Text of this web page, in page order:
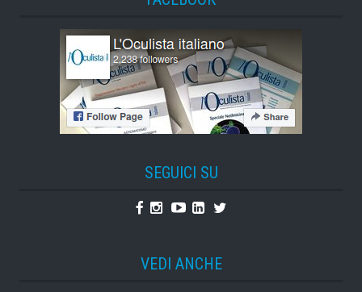
SEGUICI SU
Facebook
Instagram
YoutubeLinkedin
Twitter
VEDI ANCHE